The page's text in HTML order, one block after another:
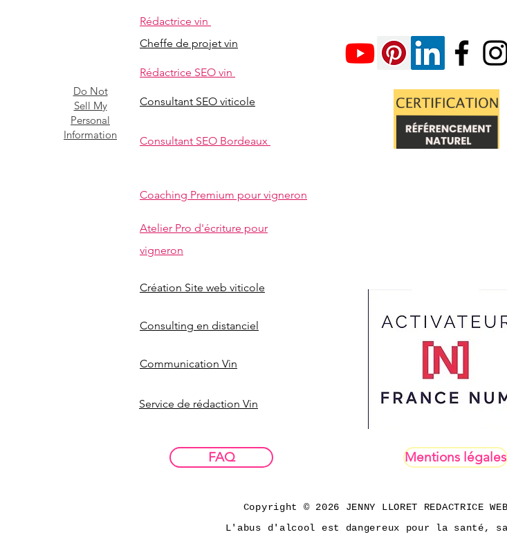
Rédactrice vin
Cheffe de projet vin
Rédactrice SEO vin
Do Not
Sell My
Personal
Information
Consultant SEO viticole
Consultant SEO Bordeaux
Coaching Premium pour vigneron
Atelier Pro d'écriture pour
vigneron
Création Site web viticole
Consulting en distanciel
Communication Vin
Service de rédaction Vin
FAQ Mentions légales
Copyright © 2026 JENNY LLORET REDACTRICE WEB
L'abus d'alcool est dangereux pour la santé,